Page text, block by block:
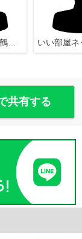
いい部屋ネット 鶴瀬店
共有する